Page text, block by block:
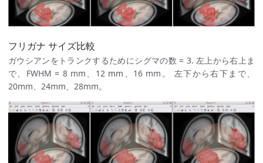
フリガナ サイズ比較
ガウシアンをトランクするためにシグマの数 = 3. 左上から右上ま
で、FWHM = 8 mm、12 mm、16 mm。 左下から右下まで、
20mm、24mm、28mm。